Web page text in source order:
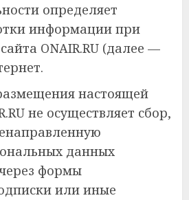
определяет
информации при
ONAIR.RU (далее —
настоящей
не осуществляет сбор,
данных
формы
или иные